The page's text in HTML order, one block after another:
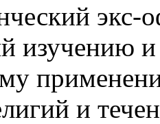
изучению
и